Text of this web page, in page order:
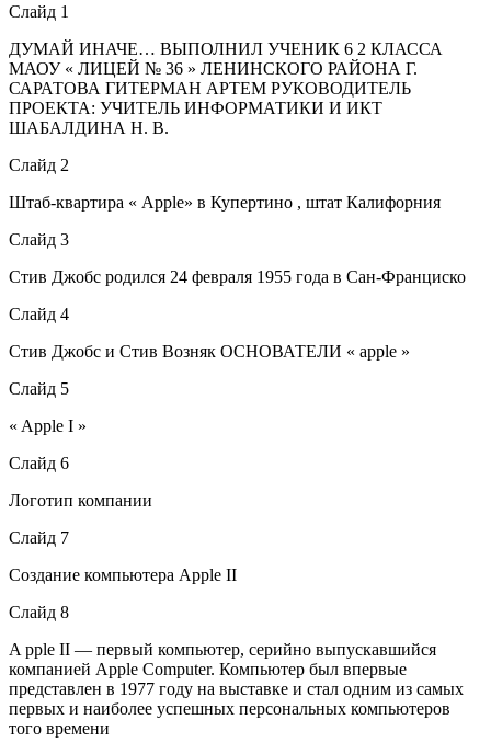
Слайд 1
ДУМАЙ ИНАЧЕ… ВЫПОЛНИЛ УЧЕНИК 6 2 КЛАССА
МАОУ « ЛИЦЕЙ № 36 » ЛЕНИНСКОГО РАЙОНА Г.
САРАТОВА ГИТЕРМАН АРТЕМ РУКОВОДИТЕЛЬ
ПРОЕКТА: УЧИТЕЛЬ ИНФОРМАТИКИ И ИКТ
ШАБАЛДИНА Н. В.
Слайд 2
Штаб-квартира « Apple» в Купертино , штат Калифорния
Слайд 3
Стив Джобс родился 24 февраля 1955 года в Сан-Франциско
Слайд 4
Стив Джобс и Стив Возняк ОСНОВАТЕЛИ « apple »
Слайд 5
« Apple I »
Слайд 6
Логотип компании
Слайд 7
Создание компьютера Apple II
Слайд 8
A pple II — первый компьютер, серийно выпускавшийся
компанией Apple Computer. Компьютер был впервые
представлен в 1977 году на выставке и стал одним из самых
первых и наиболее успешных персональных компьютеров
того времени